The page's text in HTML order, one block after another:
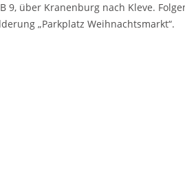
9, über Kranenburg nach Kleve.
„Parkplatz Weihnachtsmarkt“.